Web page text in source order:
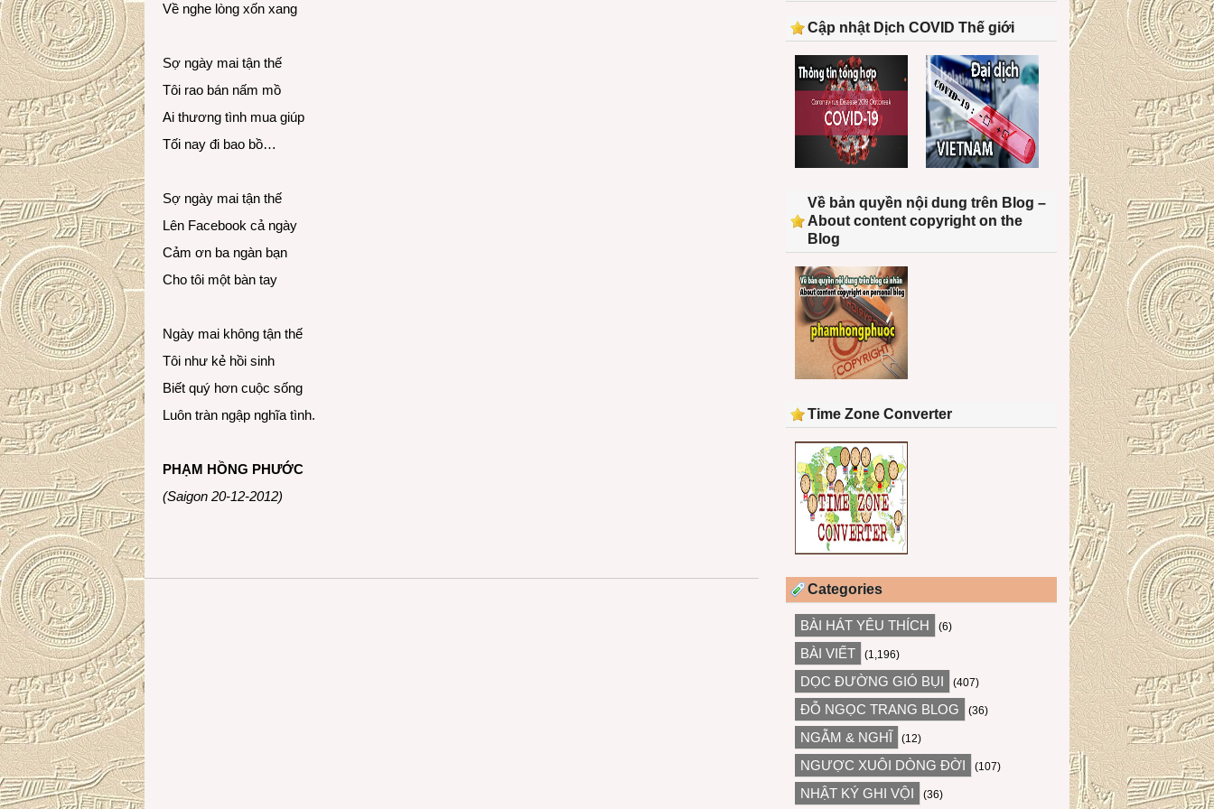
Về nghe lòng xốn xang
Sợ ngày mai tận thế
Tôi rao bán nấm mồ
Ai thương tình mua giúp
Tối nay đi bao bồ…
Sợ ngày mai tận thế
Lên Facebook cả ngày
Cảm ơn ba ngàn bạn
Cho tôi một bàn tay
Ngày mai không tận thế
Tôi như kẻ hồi sinh
Biết quý hơn cuộc sống
Luôn tràn ngập nghĩa tình.
PHẠM HỒNG PHƯỚC
(Saigon 20-12-2012)
Cập nhật Dịch COVID Thế giới
Về bản quyền nội dung trên Blog –
About content copyright on the
Blog
Time Zone Converter
Categories
BÀI HÁT YÊU THÍCH (6)
BÀI VIẾT (1,196)
DỌC ĐƯỜNG GIÓ BỤI (407)
ĐỖ NGỌC TRANG BLOG (36)
NGẪM & NGHĨ (12)
NGƯỢC XUÔI DÒNG ĐỜI (107)
NHẬT KÝ GHI VỘI (36)